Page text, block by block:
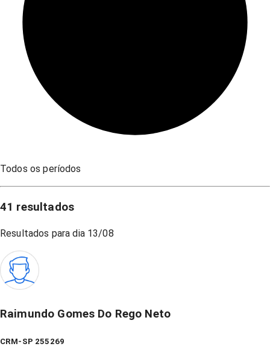
Todos os períodos
41 resultados
Resultados para dia 13/08
Raimundo Gomes Do Rego Neto
CRM-SP 255269